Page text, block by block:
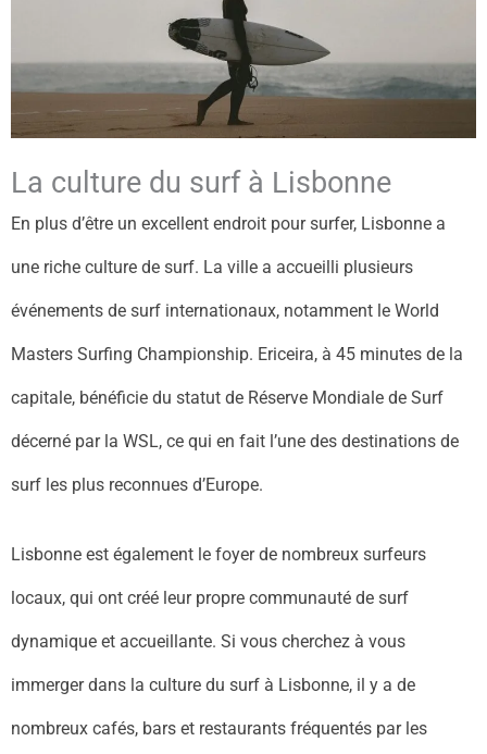
La culture du surf à Lisbonne
En plus d’être un excellent endroit pour surfer, Lisbonne a
une riche culture de surf. La ville a accueilli plusieurs
événements de surf internationaux, notamment le World
Masters Surfing Championship. Ericeira, à 45 minutes de la
capitale, bénéficie du statut de Réserve Mondiale de Surf
décerné par la WSL, ce qui en fait l’une des destinations de
surf les plus reconnues d’Europe.
Lisbonne est également le foyer de nombreux surfeurs
locaux, qui ont créé leur propre communauté de surf
dynamique et accueillante. Si vous cherchez à vous
immerger dans la culture du surf à Lisbonne, il y a de
nombreux cafés, bars et restaurants fréquentés par les